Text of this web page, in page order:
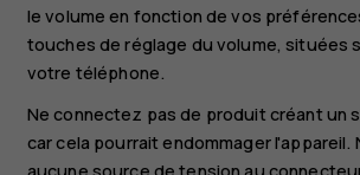
le volume en fonction de vos
touches de réglage du volume, situées
votre téléphone.
Ne connectez pas de produit créant un
car cela pourrait endommager l'appareil.